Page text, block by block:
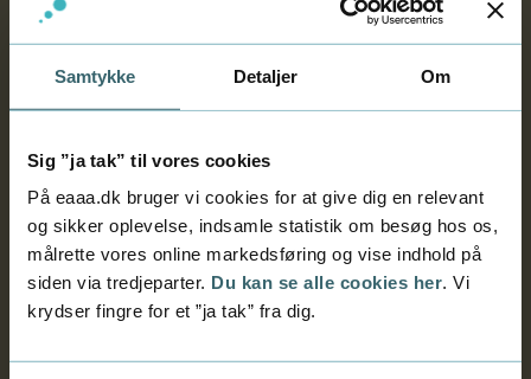
Samtykke Detaljer Om
Sig ”ja tak” til vores cookies
På eaaa.dk bruger vi cookies for at give dig en relevant
og sikker oplevelse, indsamle statistik om besøg hos os,
målrette vores online markedsføring og vise indhold på
siden via tredjeparter. Du kan se alle cookies her. Vi
krydser fingre for et ”ja tak” fra dig.
Hvornår og hvor lang tid?
Gratis for virksomheden
Fortrolighed